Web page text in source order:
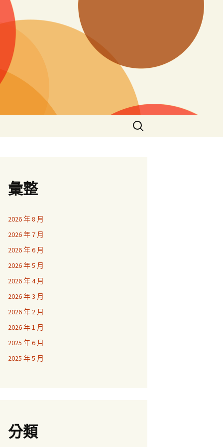
搜
尋
彙整
2026 年 8 月
2026 年 7 月
2026 年 6 月
2026 年 5 月
2026 年 4 月
2026 年 3 月
2026 年 2 月
2026 年 1 月
2025 年 6 月
2025 年 5 月
分類